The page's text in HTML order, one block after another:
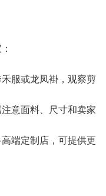
服或龙凤褂，观察剪
意面料、尺寸和卖家
端定制店，可提供更